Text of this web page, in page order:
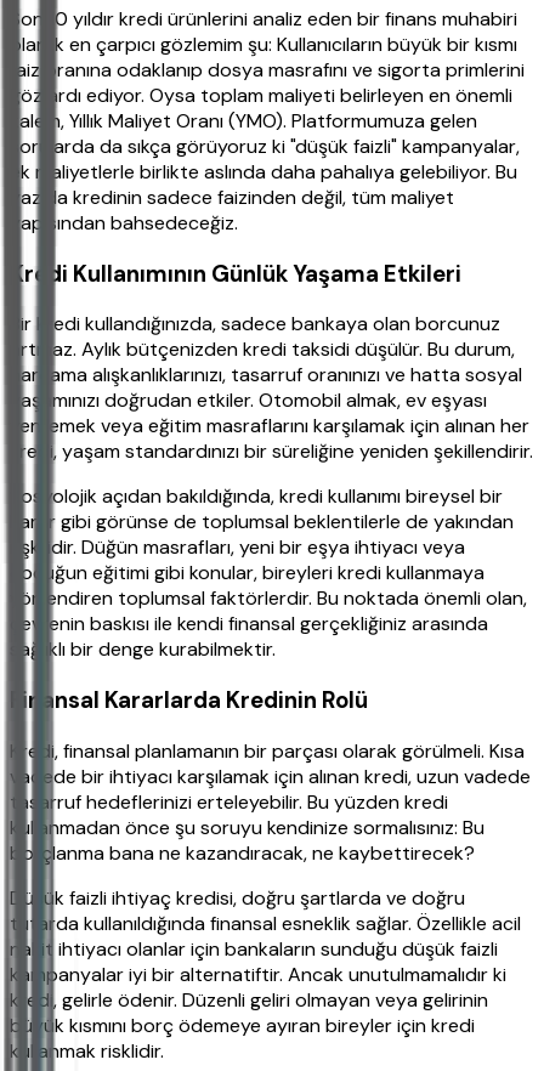
Son 10 yıldır kredi ürünlerini analiz eden bir finans muhabiri
olarak en çarpıcı gözlemim şu: Kullanıcıların büyük bir kısmı
faiz oranına odaklanıp dosya masrafını ve sigorta primlerini
göz ardı ediyor. Oysa toplam maliyeti belirleyen en önemli
kalem, Yıllık Maliyet Oranı (YMO). Platformumuza gelen
sorularda da sıkça görüyoruz ki "düşük faizli" kampanyalar,
ek maliyetlerle birlikte aslında daha pahalıya gelebiliyor. Bu
yazıda kredinin sadece faizinden değil, tüm maliyet
yapısından bahsedeceğiz.
Kredi Kullanımının Günlük Yaşama Etkileri
Bir kredi kullandığınızda, sadece bankaya olan borcunuz
artmaz. Aylık bütçenizden kredi taksidi düşülür. Bu durum,
harcama alışkanlıklarınızı, tasarruf oranınızı ve hatta sosyal
yaşamınızı doğrudan etkiler. Otomobil almak, ev eşyası
yenilemek veya eğitim masraflarını karşılamak için alınan her
kredi, yaşam standardınızı bir süreliğine yeniden şekillendirir.
Sosyolojik açıdan bakıldığında, kredi kullanımı bireysel bir
karar gibi görünse de toplumsal beklentilerle de yakından
ilişkilidir. Düğün masrafları, yeni bir eşya ihtiyacı veya
çocuğun eğitimi gibi konular, bireyleri kredi kullanmaya
yönlendiren toplumsal faktörlerdir. Bu noktada önemli olan,
çevrenin baskısı ile kendi finansal gerçekliğiniz arasında
sağlıklı bir denge kurabilmektir.
Finansal Kararlarda Kredinin Rolü
Kredi, finansal planlamanın bir parçası olarak görülmeli. Kısa
vadede bir ihtiyacı karşılamak için alınan kredi, uzun vadede
tasarruf hedeflerinizi erteleyebilir. Bu yüzden kredi
kullanmadan önce şu soruyu kendinize sormalısınız: Bu
borçlanma bana ne kazandıracak, ne kaybettirecek?
Düşük faizli ihtiyaç kredisi, doğru şartlarda ve doğru
tutarda kullanıldığında finansal esneklik sağlar. Özellikle acil
nakit ihtiyacı olanlar için bankaların sunduğu düşük faizli
kampanyalar iyi bir alternatiftir. Ancak unutulmamalıdır ki
kredi, gelirle ödenir. Düzenli geliri olmayan veya gelirinin
büyük kısmını borç ödemeye ayıran bireyler için kredi
kullanmak risklidir.